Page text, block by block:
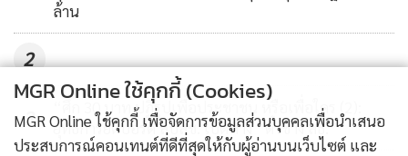
ด้านไฟแนนเชียล ได้ขยายธุรกิจให้บริการทางการเงิน
โดยมีการรับขายฝากอสังหาริมทรัพย์ เพื่อตอบโจทย์ผู้ที่ต้องการ
เข้าถึงแหล่งเงินทุนในเงื่อนไขที่ง่ายกว่าสถาบันการเงินทั่วไป
ล้าน
2
3
“ศึก 30 บาท ปฏิรูปเพื่อประชาชน หรือเพื่อใคร (2):
ยุทธการยึดบอร์ด สปสช. เปิดทาง “ตั๋วช้าง สธ.”
MGR Online ใช้คุกกี้ (Cookies)
MGR Online ใช้คุกกี้ เพื่อจัดการข้อมูลส่วนบุคคลเพื่อนำเสนอ
ประสบการณ์คอนเทนต์ที่ดีที่สุดให้กับผู้อ่านบนเว็บไซต์ และ